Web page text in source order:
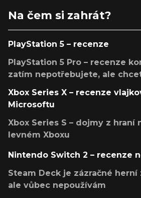
Na čem si zahrát?
PlayStation 5 – recenze
PlayStation 5 Pro – recenze
zatím nepotřebujete, ale
Xbox Series X – recenze
Microsoftu
Xbox Series S – dojmy z hraní
levném Xboxu
Nintendo Switch 2 – recenze
Steam Deck je zázračné
ale vůbec nepoužívám